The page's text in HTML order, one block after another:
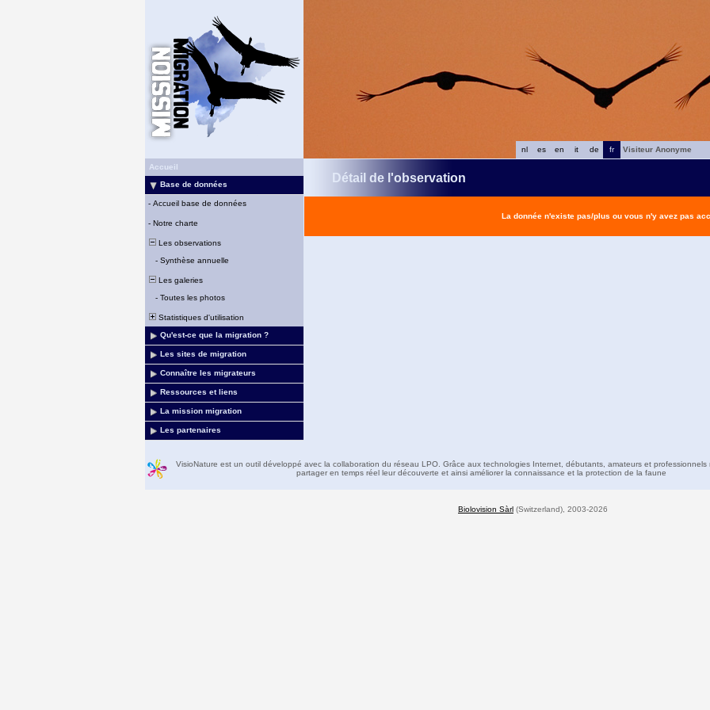
fr
de
it
en
es
nl
Visiteur Anonyme
Accueil
Base de données
- Accueil base de données
- Notre charte
Les observations
- Synthèse annuelle
Les galeries
- Toutes les photos
Statistiques d'utilisation
Qu'est-ce que la migration ?
Les sites de migration
Connaître les migrateurs
Ressources et liens
La mission migration
Les partenaires
Détail de l'observation
La donnée n'existe pas/plus ou vous n'y avez pas
VisioNature est un outil développé avec la collaboration du réseau LPO. Grâce aux technologies Internet, débutants, amateurs et professionnels
partager en temps réel leur découverte et ainsi améliorer la connaissance et la protection de la faune
Biolovision Sàrl (Switzerland), 2003-2026